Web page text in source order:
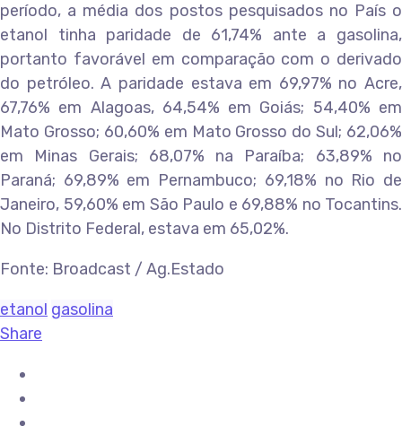
período, a média dos postos pesquisados no País o
etanol tinha paridade de 61,74% ante a gasolina,
portanto favorável em comparação com o derivado
do petróleo. A paridade estava em 69,97% no Acre,
67,76% em Alagoas, 64,54% em Goiás; 54,40% em
Mato Grosso; 60,60% em Mato Grosso do Sul; 62,06%
em Minas Gerais; 68,07% na Paraíba; 63,89% no
Paraná; 69,89% em Pernambuco; 69,18% no Rio de
Janeiro, 59,60% em São Paulo e 69,88% no Tocantins.
No Distrito Federal, estava em 65,02%.
Fonte: Broadcast / Ag.Estado
etanol gasolina
Share